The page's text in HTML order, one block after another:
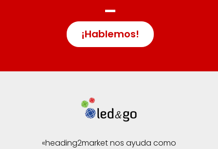
¡Hablemos!
«heading2market nos ayuda como